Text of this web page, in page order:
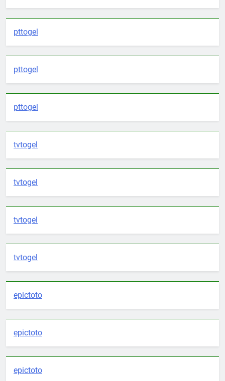
pttogel
pttogel
pttogel
tvtogel
tvtogel
tvtogel
tvtogel
epictoto
epictoto
epictoto